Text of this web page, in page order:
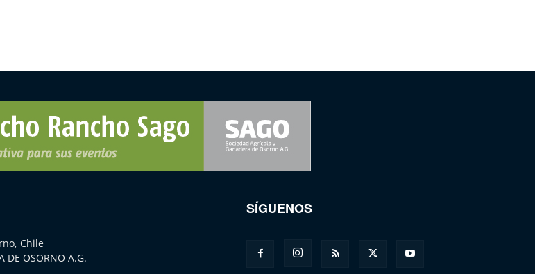
Chile
DE OSORNO A.G.
SÍGUENOS